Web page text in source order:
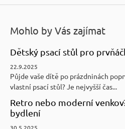
Mohlo by Vás zajímat
Dětský psací stůl pro
22.9.2025
Půjde vaše dítě po prázdninách
vlastní psací stůl? Je nejvyšší čas...
Retro nebo moderní
bydlení